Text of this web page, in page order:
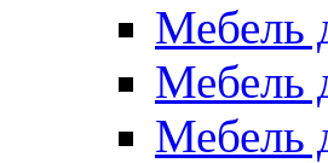
Мебель
Мебель
Мебель